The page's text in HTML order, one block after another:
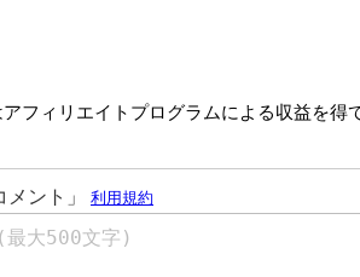
フィリエイトプログラムによる収益を得